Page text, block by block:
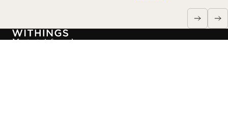
Mantente informado